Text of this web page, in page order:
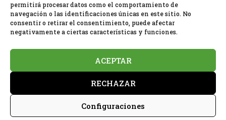
permitirá procesar datos como el comportamiento de
navegación o las identificaciones únicas en este sitio. No
consentir o retirar el consentimiento, puede afectar
negativamente a ciertas características y funciones.
ACEPTAR
RECHAZAR
Configuraciones
Política de privacidad
Aviso Legal
Política de cookies (UE)